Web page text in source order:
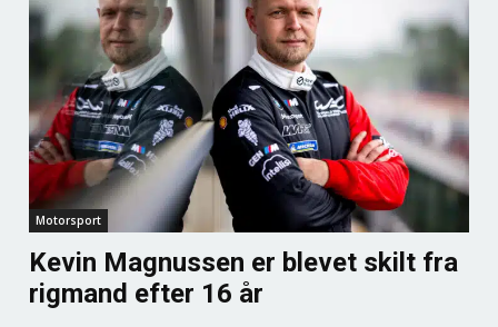
Motorsport
Kevin Magnussen er blevet skilt fra
rigmand efter 16 år